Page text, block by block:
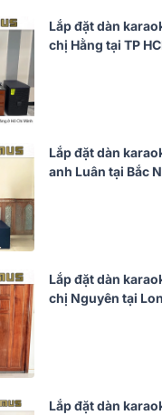
Lắp đặt dàn
chị Hằng tại TP
Lắp đặt dàn
anh Luân tại Bắc
Lắp đặt dàn
chị Nguyên tại
Lắp đặt dàn